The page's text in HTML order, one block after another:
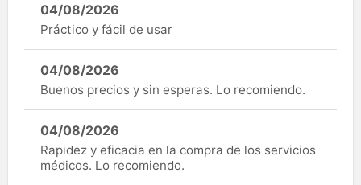
04/08/2026
Práctico y fácil de usar
04/08/2026
Buenos precios y sin esperas. Lo recomiendo.
04/08/2026
Rapidez y eficacia en la compra de los servicios
médicos. Lo recomiendo.